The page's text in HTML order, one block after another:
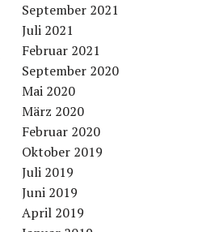
September 2021
Juli 2021
Februar 2021
September 2020
Mai 2020
März 2020
Februar 2020
Oktober 2019
Juli 2019
Juni 2019
April 2019